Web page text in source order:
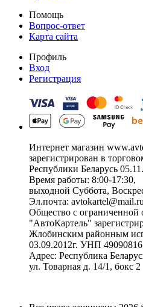
Помощь
Вопрос-ответ
Карта сайта
Профиль
Вход
Регистрация
Интернет магазин
зарегистрирован в
Республики Беларусь
Время работы: 8:00-17:30,
выходной Суббота,
Эл.почта: avtokartel@mail.ru
Общество с ограниченной
"АвтоКартель"
Жлобинским районным
03.09.2012г. УНП
Адрес: Республика
ул. Товарная д. 14/1, бокс 2